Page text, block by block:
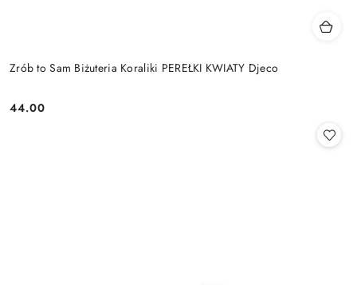
Zrób to Sam Biżuteria Koraliki PEREŁKI KWIATY Djeco
Cena:
44.00